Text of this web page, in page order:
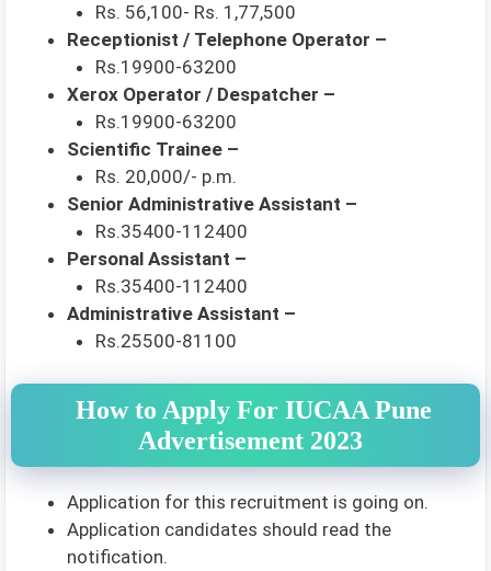
Rs. 56,100- Rs. 1,77,500
Receptionist / Telephone Operator –
Rs.19900-63200
Xerox Operator / Despatcher –
Rs.19900-63200
Scientific Trainee –
Rs. 20,000/- p.m.
Senior Administrative Assistant –
Rs.35400-112400
Personal Assistant –
Rs.35400-112400
Administrative Assistant –
Rs.25500-81100
How to Apply For IUCAA Pune
Advertisement 2023
Application for this recruitment is going on.
Application candidates should read the
notification.